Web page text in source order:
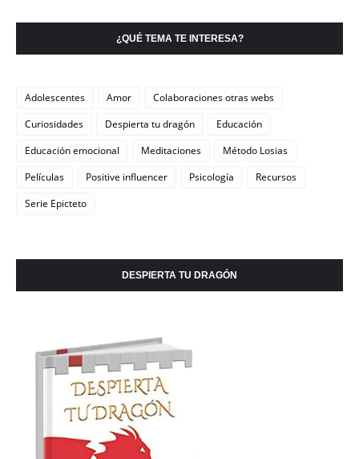
¿QUÉ TEMA TE INTERESA?
Adolescentes Amor
Colaboraciones otras webs
Curiosidades
Despierta tu dragón
Educación
Educación emocional
Meditaciones
Método Losias
Películas
Positive influencer Psicología
Recursos
Serie Epicteto
DESPIERTA TU DRAGÓN